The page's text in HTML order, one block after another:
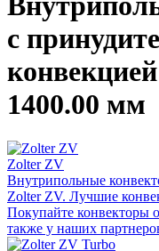
с
1400.00 мм
Zolter ZV
Внутрипольные
Zolter ZV. Лучшие
Покупайте конвекторы
также у наших